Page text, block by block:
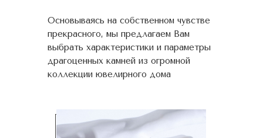
Основываясь на собственном чувстве
прекрасного, мы предлагаем Вам
выбрать характеристики и параметры
драгоценных камней из огромной
коллекции ювелирного дома